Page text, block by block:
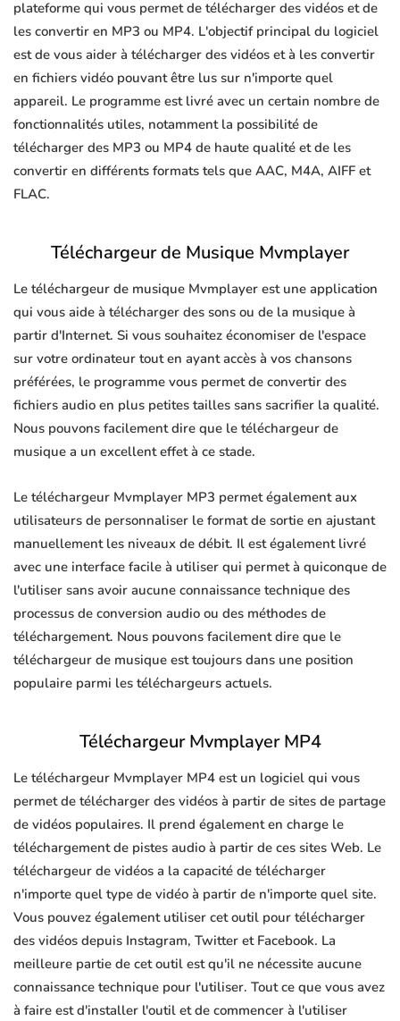
plateforme qui vous permet de télécharger des vidéos et de
les convertir en MP3 ou MP4. L'objectif principal du logiciel
est de vous aider à télécharger des vidéos et à les convertir
en fichiers vidéo pouvant être lus sur n'importe quel
appareil. Le programme est livré avec un certain nombre de
fonctionnalités utiles, notamment la possibilité de
télécharger des MP3 ou MP4 de haute qualité et de les
convertir en différents formats tels que AAC, M4A, AIFF et
FLAC.
Téléchargeur de Musique Mvmplayer
Le téléchargeur de musique Mvmplayer est une application
qui vous aide à télécharger des sons ou de la musique à
partir d'Internet. Si vous souhaitez économiser de l'espace
sur votre ordinateur tout en ayant accès à vos chansons
préférées, le programme vous permet de convertir des
fichiers audio en plus petites tailles sans sacrifier la qualité.
Nous pouvons facilement dire que le téléchargeur de
musique a un excellent effet à ce stade.
Le téléchargeur Mvmplayer MP3 permet également aux
utilisateurs de personnaliser le format de sortie en ajustant
manuellement les niveaux de débit. Il est également livré
avec une interface facile à utiliser qui permet à quiconque de
l'utiliser sans avoir aucune connaissance technique des
processus de conversion audio ou des méthodes de
téléchargement. Nous pouvons facilement dire que le
téléchargeur de musique est toujours dans une position
populaire parmi les téléchargeurs actuels.
Téléchargeur Mvmplayer MP4
Le téléchargeur Mvmplayer MP4 est un logiciel qui vous
permet de télécharger des vidéos à partir de sites de partage
de vidéos populaires. Il prend également en charge le
téléchargement de pistes audio à partir de ces sites Web. Le
téléchargeur de vidéos a la capacité de télécharger
n'importe quel type de vidéo à partir de n'importe quel site.
Vous pouvez également utiliser cet outil pour télécharger
des vidéos depuis Instagram, Twitter et Facebook. La
meilleure partie de cet outil est qu'il ne nécessite aucune
connaissance technique pour l'utiliser. Tout ce que vous avez
à faire est d'installer l'outil et de commencer à l'utiliser